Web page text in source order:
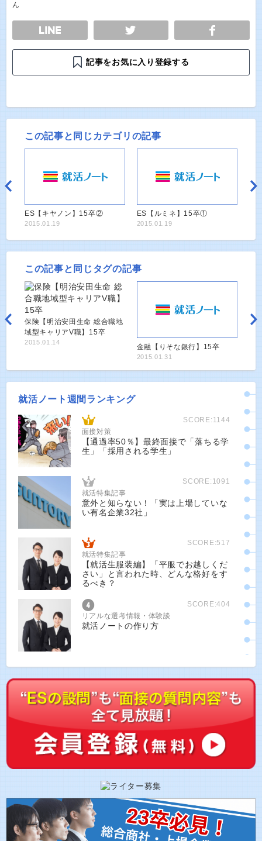
TWEET
記事をお気に入り登録する
この記事と同じカテゴリの記事
ES【キヤノン】15卒②
2015.01.19
ES【ルミネ】15卒①
2015.01.19
この記事と同じタグの記事
保険【明治安田生命 総合職地
域型キャリアV職】15卒
2015.01.14
金融【りそな銀行】15卒
2015.01.31
就活ノート週間ランキング
SCORE:1144
面接対策
【通過率50％】最終面接で「落ちる学
生」「採用される学生」
SCORE:1091
就活特集記事
意外と知らない！「実は上場していな
い有名企業32社」
SCORE:517
就活特集記事
【就活生服装編】「平服でお越しくだ
さい」と言われた時、どんな格好をす
るべき？
SCORE:404
リアルな選考情報・体験談
就活ノートの作り方